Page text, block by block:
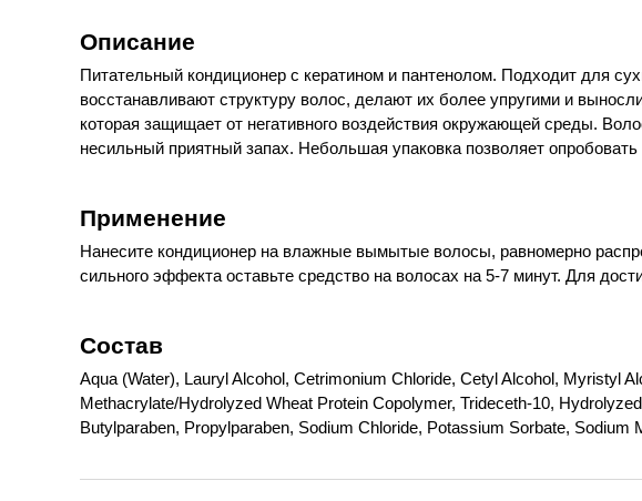
Описание
Питательный кондиционер с кератином и пантенолом. Подходит для
восстанавливают структуру волос, делают их более упругими и
которая защищает от негативного воздействия окружающей среды.
несильный приятный запах. Небольшая упаковка позволяет
Применение
Нанесите кондиционер на влажные вымытые волосы, равномерно
сильного эффекта оставьте средство на волосах на 5-7 минут. Для
Состав
Aqua (Water), Lauryl Alcohol, Cetrimonium Chloride, Cetyl Alcohol, Myristyl
Methacrylate/Hydrolyzed Wheat Protein Copolymer, Trideceth-10,
Butylparaben, Propylparaben, Sodium Chloride, Potassium Sorbate, Sodium